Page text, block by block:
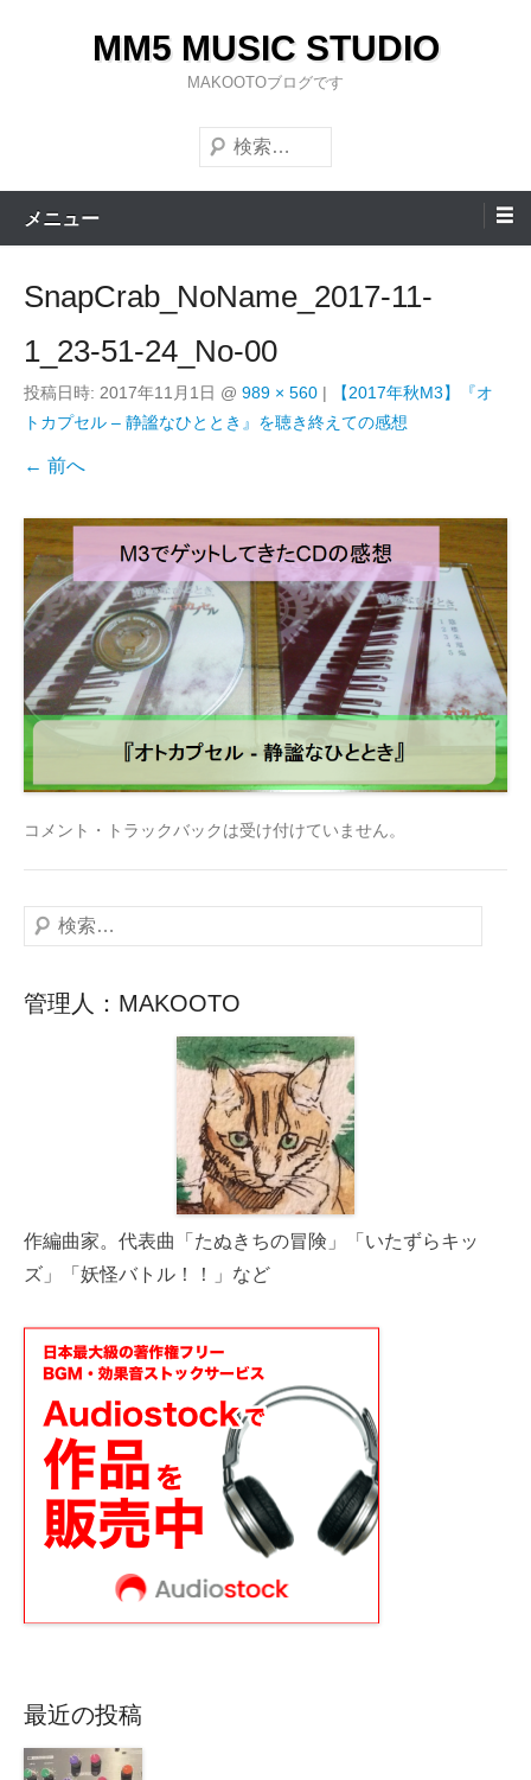
キ
MM5 MUSIC STUDIO
MAKOOTOブログです
検
索
メニュー
SnapCrab_NoName_2017-11-
1_23-51-24_No-00
投稿日時: 2017年11月1日 @ 989 × 560 |
【2017年秋M3】『オ
トカプセル – 静謐なひととき』を聴き終えての感想
← 前へ
コメント・トラックバックは受け付けていません。
検
管理人：MAKOOTO
作編曲家。代表曲「たぬきちの冒険」「いたずらキッ
ズ」「妖怪バトル！！」など
最近の投稿